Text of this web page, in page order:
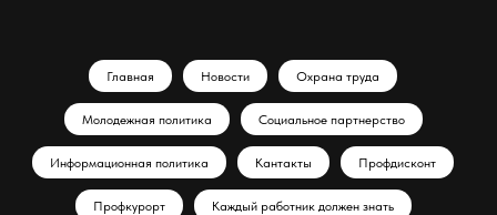
Главная Новости Охрана труда
Молодежная политика Социальное партнерство
Информационная политика Кантакты Профдисконт
Профкурорт Каждый работник должен знать